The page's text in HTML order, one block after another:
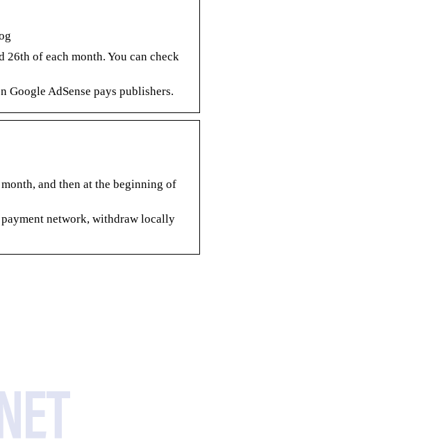
of each month. You can check
Google AdSense pays publishers.
and then at the beginning of
network, withdraw locally